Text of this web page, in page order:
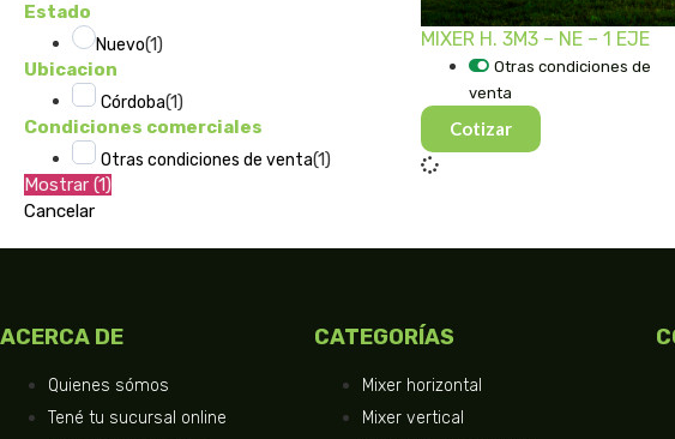
Estado
Nuevo(1)
Ubicacion
Córdoba(1)
Condiciones comerciales
Otras condiciones de venta(1)
Mostrar (1)
Cancelar
MIXER H. 3M3 – NE – 1 EJE
Otras condiciones de
venta
Cotizar
ACERCA DE
Quienes sómos
Tené tu sucursal online
CATEGORÍAS
Mixer horizontal
Mixer vertical